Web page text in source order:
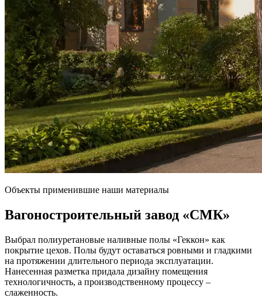
Объекты применившие наши материалы
Вагоностроительный завод «СМК»
Выбрал полиуретановые наливные полы «Геккон» как
покрытие цехов. Полы будут оставаться ровными и гладкими
на протяжении длительного периода эксплуатации.
Нанесенная разметка придала дизайну помещения
технологичность, а производственному процессу –
слаженность.